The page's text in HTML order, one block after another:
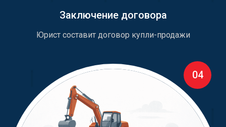
Заключение договора
Юрист составит договор купли-продажи
04